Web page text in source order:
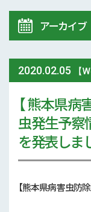
2020.02.05 【
【 熊本県
虫発生予察
を発表しま
【熊本県病害虫防除
令和8年 熊本
農業大学校
スマート農業
参考文献
アーカイブ
2026年 (74)
2025年 (107)
2024年 (125)
2023年 (139)
2022年 (170)